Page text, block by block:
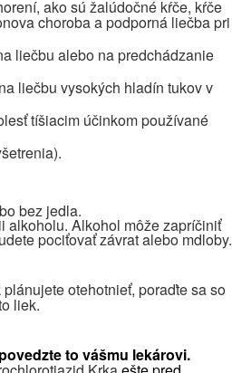
ako sú žalúdočné kŕče, kŕče
choroba a podporná liečba pri
liečbu alebo na predchádzanie
liečbu vysokých hladín tukov v
tíšiacim účinkom používané
.
bez jedla.
alkoholu. Alkohol môže zapríčiniť
pociťovať závrat alebo mdloby.
otehotnieť, poraďte sa so
liek.
to vášmu lekárovi.